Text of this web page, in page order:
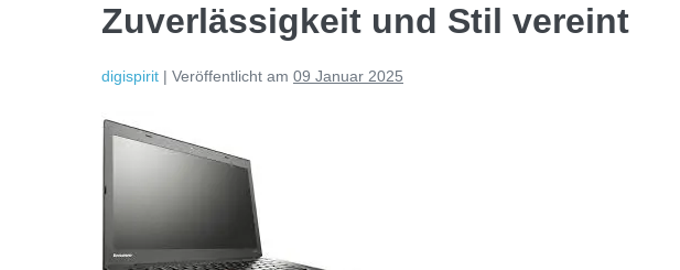
Zuverlässigkeit und Stil vereint
digispirit | Veröffentlicht am 09 Januar 2025